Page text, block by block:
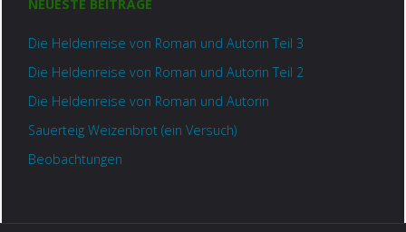
NEUESTE BEITRÄGE
Die Heldenreise von Roman und Autorin Teil 3
Die Heldenreise von Roman und Autorin Teil 2
Die Heldenreise von Roman und Autorin
Sauerteig Weizenbrot (ein Versuch)
Beobachtungen